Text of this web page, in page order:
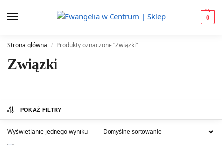
0
Strona główna / Produkty oznaczone “Związki”
Związki
POKAŻ FILTRY
Wyświetlanie jednego wyniku